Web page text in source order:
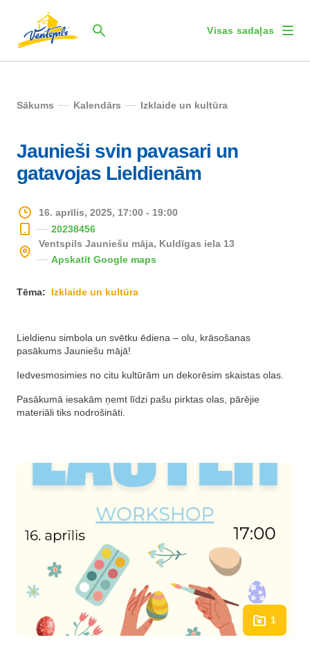
Visas sadaļas
Sākums Kalendārs Izklaide un kultūra
Jaunieši svin pavasari un
gatavojas Lieldienām
16. aprīlis, 2025, 17:00 - 19:00
20238456
Ventspils Jauniešu māja, Kuldīgas iela 13
Apskatīt Google maps
Tēma: Izklaide un kultūra
Lieldienu simbola un svētku ēdiena – olu, krāsošanas
pasākums Jauniešu mājā!
Iedvesmosimies no citu kultūrām un dekorēsim skaistas olas.
Pasākumā iesakām ņemt līdzi pašu pirktas olas, pārējie
materiāli tiks nodrošināti.
1